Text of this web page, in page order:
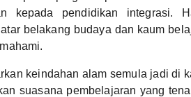
kepada pendidikan integrasi.
belakang budaya dan kaum
keindahan alam semula jadi di
suasana pembelajaran yang